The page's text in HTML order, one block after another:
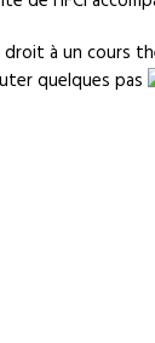
à un cours
quelques pas